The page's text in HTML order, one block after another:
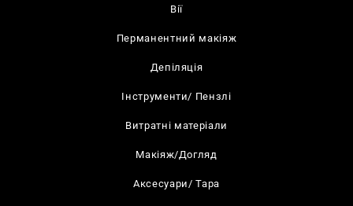
Вії
Перманентний макіяж
Депіляція
Інструменти/ Пензлі
Витратні матеріали
Макіяж/Догляд
Аксесуари/ Тара